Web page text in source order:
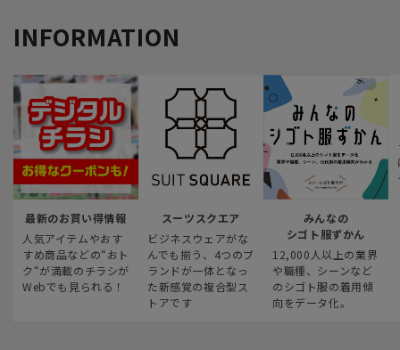
INFORMATION
最新のお買い得情報
人気アイテムやおす
すめ商品などの“おト
ク“が満載のチラシが
Webでも見られる！
スーツスクエア
ビジネスウェアがな
んでも揃う、4つのブ
ランドが一体となっ
た新感覚の複合型ス
トアです
みんなの
シゴト服ずかん
12,000人以上の業界
や職種、シーンなど
のシゴト服の着用傾
向をデータ化。